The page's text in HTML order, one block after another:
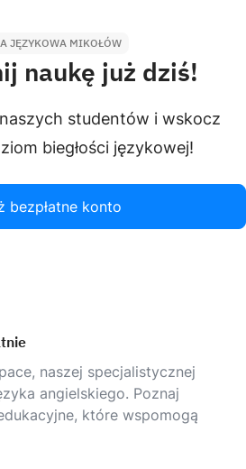
JĘZYKOWA MIKOŁÓW
naukę już dziś!
studentów i wskocz
biegłości językowej!
bezpłatne konto
naszej specjalistycznej
angielskiego. Poznaj
które wspomogą